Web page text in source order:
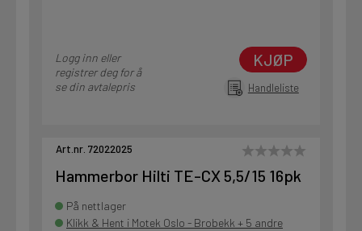
Logg inn eller
registrer deg for å
se din avtalepris
KJØP
Handleliste
Art.nr. 72022025
Hammerbor Hilti TE-CX 5,5/15 16pk
På nettlager
Klikk & Hent i Motek Oslo - Brobekk + 5 andre